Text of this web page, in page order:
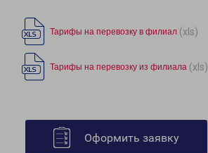
Тарифы на перевозку в филиал (xls)
Тарифы на перевозку из филиала (xls)
Оформить заявку